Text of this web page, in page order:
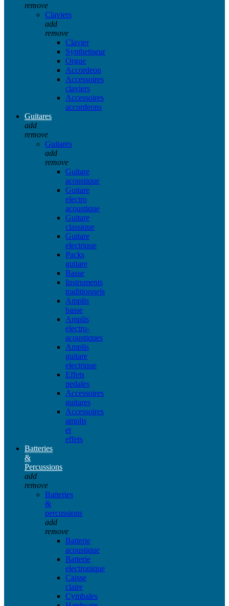
remove
Claviers
add
remove
Clavier
Synthetiseur
Orgue
Accordeon
Accessoires
claviers
Accessoires
accordeons
Guitares
add
remove
Guitares
add
remove
Guitare
acoustique
Guitare
electro
acoustique
Guitare
classique
Guitare
electrique
Packs
guitare
Basse
Instruments
traditionnels
Amplis
basse
Amplis
electro-
acoustiques
Amplis
guitare
electrique
Effets
pedales
Accessoires
guitares
Accessoires
amplis
et
effets
Batteries
&
Percussions
add
remove
Batteries
&
percussions
add
remove
Batterie
acoustique
Batterie
electronique
Caisse
claire
Cymbales